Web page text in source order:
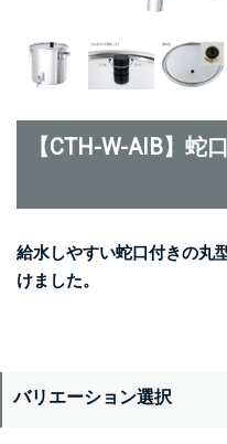
【CTH-W-AIB】蛇
給水しやすい蛇口付きの丸
けました。
バリエーション選択